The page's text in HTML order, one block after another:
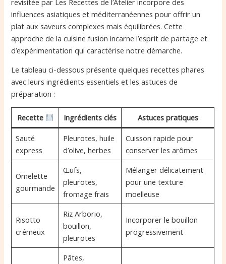
influences asiatiques et méditerranéennes pour offrir un
plat aux saveurs complexes mais équilibrées. Cette
approche de la cuisine fusion incarne l’esprit de partage et
d’expérimentation qui caractérise notre démarche.
Le tableau ci-dessous présente quelques recettes phares
avec leurs ingrédients essentiels et les astuces de
préparation :
Recette Ingrédients clés Astuces pratiques
Sauté
express
Pleurotes, huile
d’olive, herbes
Cuisson rapide pour
conserver les arômes
Omelette
gourmande
Œufs,
pleurotes,
fromage frais
Mélanger délicatement
pour une texture
moelleuse
Risotto
crémeux
Riz Arborio,
bouillon,
pleurotes
Incorporer le bouillon
progressivement
Pâtes,